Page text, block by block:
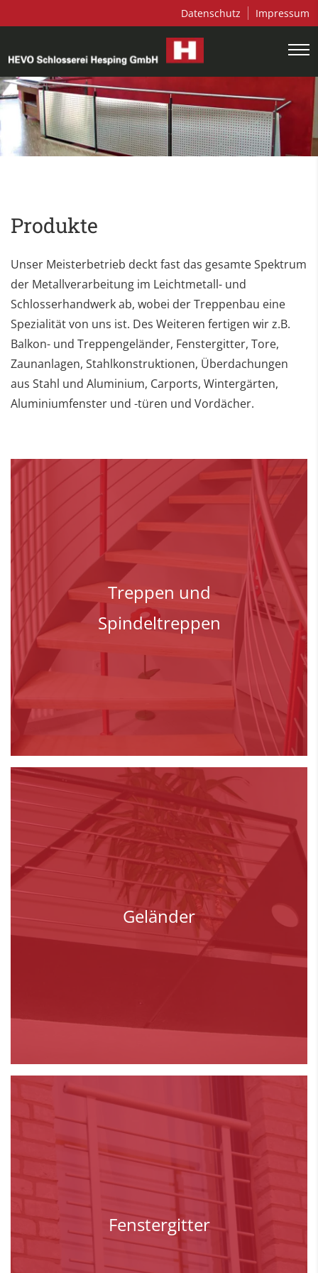
Datenschutz Impressum
Produkte
Unser Meisterbetrieb deckt fast das gesamte Spektrum
der Metallverarbeitung im Leichtmetall- und
Schlosserhandwerk ab, wobei der Treppenbau eine
Spezialität von uns ist. Des Weiteren fertigen wir z.B.
Balkon- und Treppengeländer, Fenstergitter, Tore,
Zaunanlagen, Stahlkonstruktionen, Überdachungen
aus Stahl und Aluminium, Carports, Wintergärten,
Aluminiumfenster und -türen und Vordächer.
Treppen und
Spindeltreppen
Geländer
Fenstergitter